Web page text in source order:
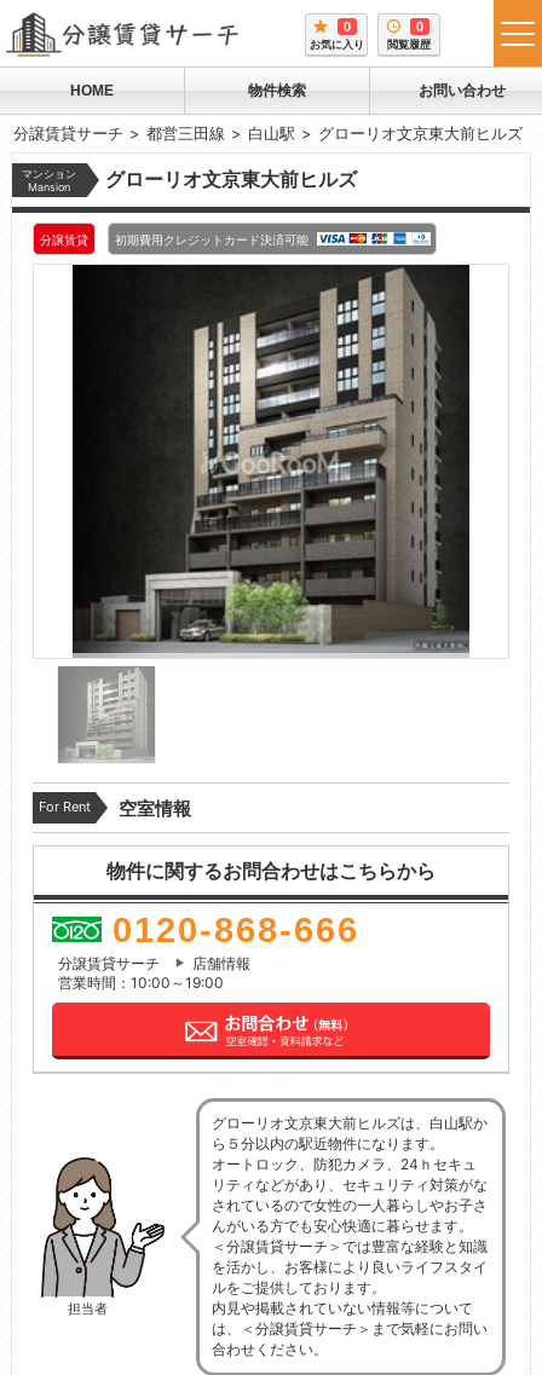
0
お気に入り
0
閲覧履歴
HOME 物件検索 お問い合わせ
分譲賃貸サーチ 都営三田線 白山駅 グローリオ文京東大前ヒルズ
マンション
Mansion
グローリオ文京東大前ヒルズ
分譲賃貸 初期費用クレジットカード決済可能
For Rent 空室情報
物件に関するお問合わせはこちらから
0120-868-666
分譲賃貸サーチ
店舗情報
営業時間：10:00～19:00
担当者
グローリオ文京東大前ヒルズは、白山駅か
ら５分以内の駅近物件になります。
オートロック、防犯カメラ、24ｈセキュ
リティなどがあり、セキュリティ対策がな
されているので女性の一人暮らしやお子さ
んがいる方でも安心快適に暮らせます。
＜分譲賃貸サーチ＞では豊富な経験と知識
を活かし、お客様により良いライフスタイ
ルをご提供しております。
内見や掲載されていない情報等について
は、＜分譲賃貸サーチ＞まで気軽にお問い
合わせください。